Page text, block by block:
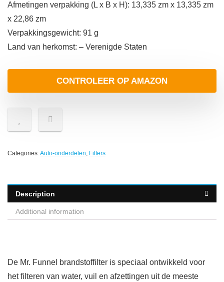
Afmetingen verpakking (L x B x H): 13,335 zm x 13,335 zm
x 22,86 zm
Verpakkingsgewicht: 91 g
Land van herkomst: – Verenigde Staten
CONTROLEER OP AMAZON
Categories:Auto-onderdelen, Filters
Description
Additional information
De Mr. Funnel brandstoffilter is speciaal ontwikkeld voor
het filteren van water, vuil en afzettingen uit de meeste